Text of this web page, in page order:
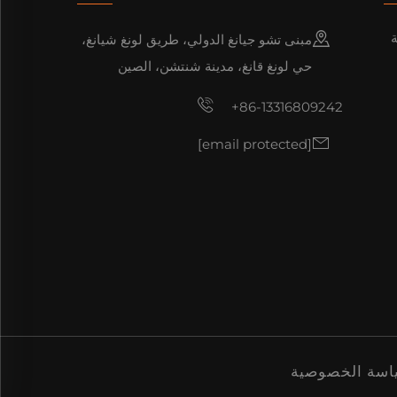
مبنى تشو جيانغ الدولي، طريق لونغ شيانغ،
حي لونغ قانغ، مدينة شنتشن، الصين
+86-13316809242
[email protected]
الخصوصية